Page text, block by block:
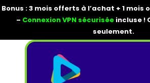
Bonus : 3 mois offerts à l’achat + 1
– Connexion VPN sécurisée incluse !
seulement.